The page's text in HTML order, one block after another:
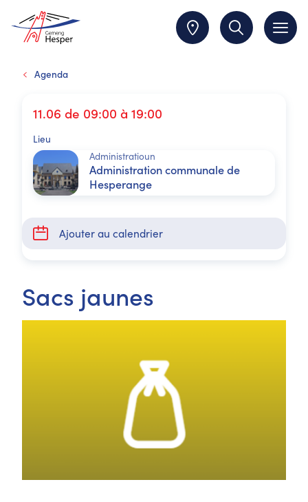
Agenda
11.06 de 09:00 à 19:00
Lieu
Administratioun
Administration communale de
Hesperange
Ajouter au calendrier
Sacs jaunes